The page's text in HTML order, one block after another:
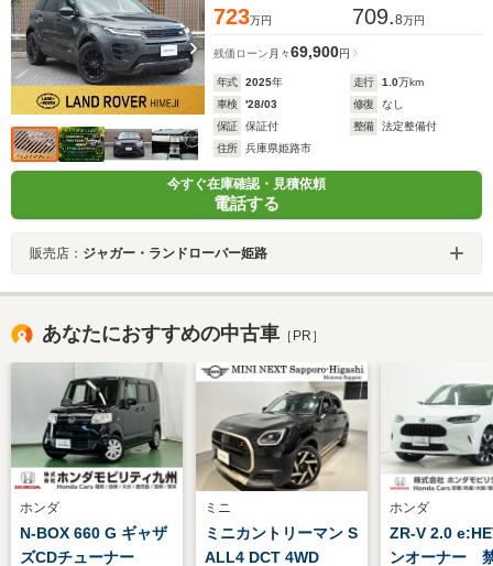
723万円 709.8万円
残価ローン 月々69,900円
年式 2025年 走行 1.0万km
車検
'28/03 修復
なし
保証
保証付 整備
法定整備付
住所
兵庫県姫路市
今すぐ在庫確認・見積依頼
電話する
販売店： ジャガー・ランドローバー姫路
あなたにおすすめの中古車 ［PR］
ホンダ
N-BOX 660 G ギャザ
ズCDチューナー
ミニ
ミニカントリーマン S
ALL4 DCT 4WD
ホンダ
ZR-V 2.0
ンオーナー